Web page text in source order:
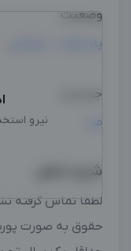
وضعیت
پاره وقت ، دورکاری
جنسیت
مرد
شرح شغل
لطفا تماس گرفته
حقوق به صورت
نیرو